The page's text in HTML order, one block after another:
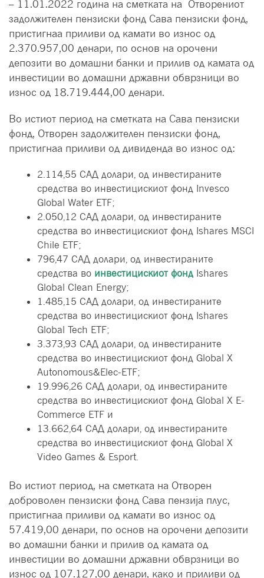
– 11.01.2022 година на сметката на Отворениот
задолжителен пензиски фонд Сава пензиски фонд,
пристигнаа приливи од камати во износ од
2.370.957,00 денари, по основ на орочени
депозити во домашни банки и прилив од камата од
инвестиции во домашни државни обврзници во
износ од 18.719.444,00 денари.
Во истиот период на сметката на Сава пензиски
фонд, Отворен задолжителен пензиски фонд,
пристигнаa приливи од дивиденда во износ од:
2.114,55 САД долари, од инвестираните
средства во инвестицискиот фонд Invesco
Global Water ETF;
2.050,12 САД долари, од инвестираните
средства во инвестицискиот фонд Ishares MSCI
Chile ETF;
796,47 САД долари, од инвестираните
средства во инвестицискиот фонд Ishares
Global Clean Energy;
1.485,15 САД долари, од инвестираните
средства во инвестицискиот фонд Ishares
Global Tech ETF;
3.373,93 САД долари, од инвестираните
средства во инвестицискиот фонд Global X
Autonomous&Elec-ETF;
19.996,26 САД долари, од инвестираните
средства во инвестицискиот фонд Global X E-
Commerce ETF и
13.662,64 САД долари, од инвестираните
средства во инвестицискиот фонд Global X
Video Games & Esport.
Во истиот период, на сметката на Отворен
доброволен пензиски фонд Сава пензија плус,
пристигнаa приливи од камати во износ од
57.419,00 денари, по основ на орочени депозити
во домашни банки и прилив од камата од
инвестиции во домашни државни обврзници во
износ од 107.127,00 денари, како и приливи од